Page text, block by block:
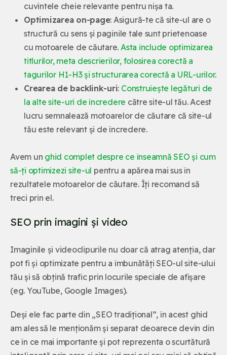
cuvintele cheie relevante pentru nișa ta.
Optimizarea on-page: Asigură-te că site-ul are o
structură cu sens și paginile tale sunt prietenoase
cu motoarele de căutare. Asta include optimizarea
titlurilor, meta descrierilor, folosirea corectă a
tagurilor H1-H3 și structurarea corectă a URL-urilor.
Crearea de backlink-uri: Construiește legături de
la alte site-uri de încredere către site-ul tău. Acest
lucru semnalează motoarelor de căutare că site-ul
tău este relevant și de încredere.
Avem un ghid complet despre ce înseamnă SEO și cum
să-ți optimizezi site-ul pentru a apărea mai sus în
rezultatele motoarelor de căutare. Îți recomand să
treci prin el.
SEO prin imagini și video
Imaginile și videoclipurile nu doar că atrag atenția, dar
pot fi și optimizate pentru a îmbunătăți SEO-ul site-ului
tău și să obțină trafic prin locurile speciale de afișare
(eg. YouTube, Google Images).
Deși ele fac parte din „SEO tradițional”, în acest ghid
am ales să le menționăm și separat deoarece devin din
ce în ce mai importante și pot reprezenta o scurtătură